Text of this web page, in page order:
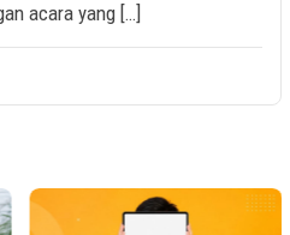
acara yang […]